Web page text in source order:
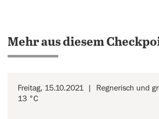
Mehr aus diesem
Freitag, 15.10.2021
Regnerisch und
13 °C